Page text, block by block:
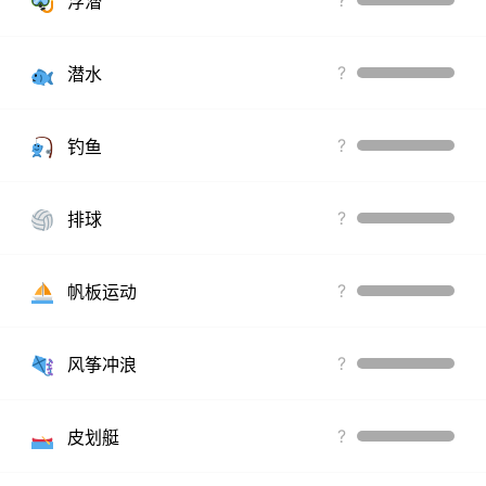
潜水 ?
钓鱼 ?
排球 ?
帆板运动 ?
风筝冲浪 ?
皮划艇 ?